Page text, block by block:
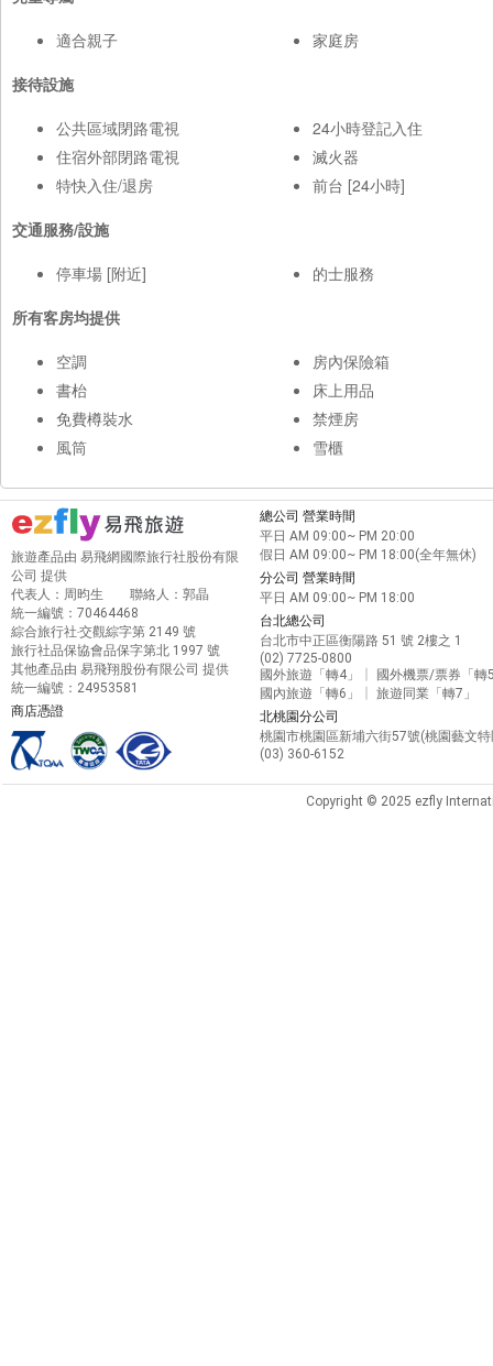
適合親子
家庭房
接待設施
公共區域閉路電視
住宿外部閉路電視
特快入住/退房
24小時登記入住
滅火器
前台 [24小時]
交通服務/設施
停車場 [附近]
的士服務
所有客房均提供
空調
書枱
免費樽裝水
風筒
房內保險箱
床上用品
禁煙房
雪櫃